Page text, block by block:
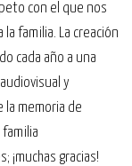
con el que nos
familia. La creación
cada año a una
y
la memoria de
familia
¡muchas gracias!